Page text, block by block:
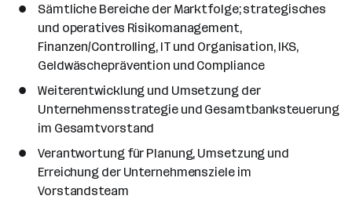
Sämtliche Bereiche der Marktfolge; strategisches
und operatives Risikomanagement,
Finanzen/Controlling, IT und Organisation, IKS,
Geldwäscheprävention und Compliance
Weiterentwicklung und Umsetzung der
Unternehmensstrategie und Gesamtbanksteuerung
im Gesamtvorstand
Verantwortung für Planung, Umsetzung und
Erreichung der Unternehmensziele im
Vorstandsteam